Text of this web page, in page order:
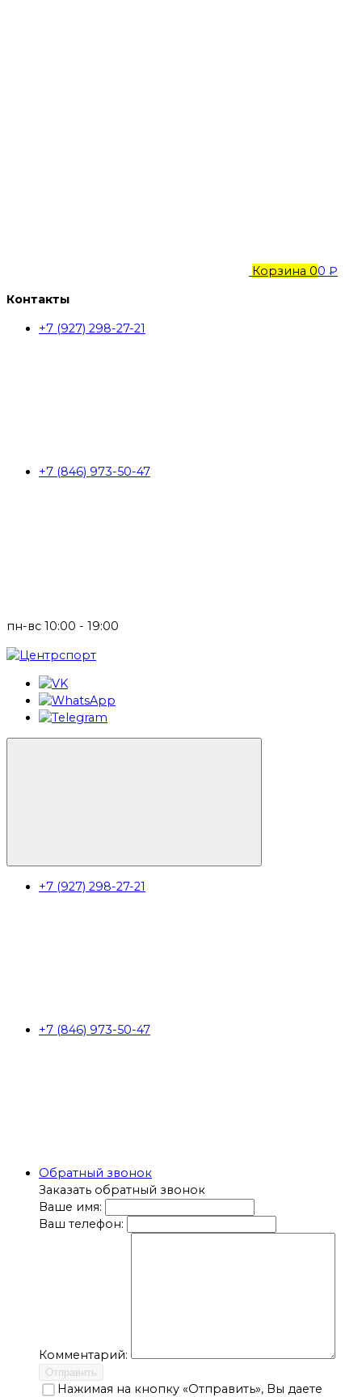
Корзина 00 ₽
Контакты
+7 (927) 298-27-21
+7 (846) 973-50-47
пн-вс 10:00 - 19:00
+7 (927) 298-27-21
+7 (846) 973-50-47
Обратный звонок
Заказать обратный звонок
Ваше имя:
Ваш телефон:
Комментарий:
Отправить
Нажимая на кнопку «Отправить», Вы даете